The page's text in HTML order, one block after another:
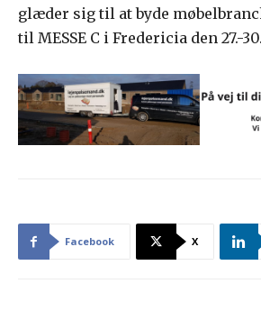
glæder sig til at byde
til MESSE C i Fredericia den 27.-
Facebook X